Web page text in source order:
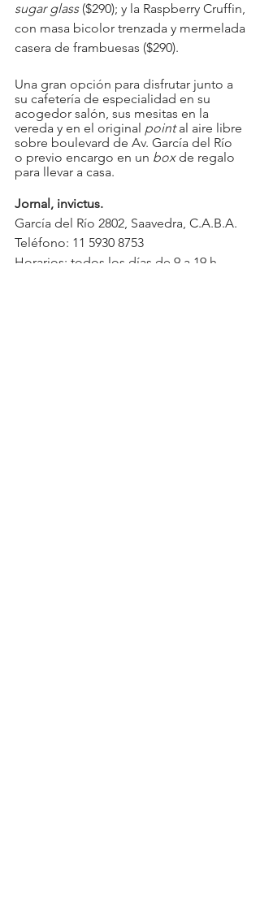
sugar glass ($290); y la Raspberry Cruffin,
con masa bicolor trenzada y mermelada
casera de frambuesas ($290).
Una gran opción para disfrutar junto a
su cafetería de especialidad en su
acogedor salón, sus mesitas en la
vereda y en el original point al aire libre
sobre boulevard de Av. García del Río
o previo encargo en un box de regalo
para llevar a casa.
Jornal, invictus.
García del Río 2802, Saavedra, C.A.B.A.
Teléfono: 11 5930 8753
Horarios: todos los días de 9 a 19 h.